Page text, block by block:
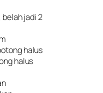
belah jadi 2
halus
halus